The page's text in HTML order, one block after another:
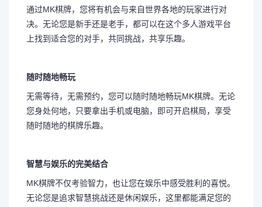
通过MK棋牌，您将有机会与来自世界各地的玩家进行对
决。无论您是新手还是老手，都可以在这个多人游戏平台
上找到适合您的对手，共同挑战，共享乐趣。
随时随地畅玩
无需等待，无需预约，您可以随时随地畅玩MK棋牌。无论
您身处何地，只要拿出手机或电脑，即可开启棋局，享受
随时随地的棋牌乐趣。
智慧与娱乐的完美结合
MK棋牌不仅考验智力，也让您在娱乐中感受胜利的喜悦。
无论您是追求智慧挑战还是休闲娱乐，这里都能满足您的